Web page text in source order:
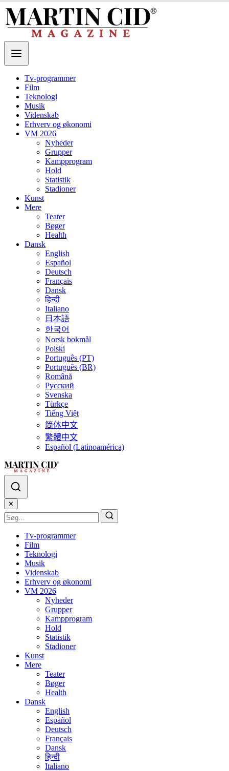
Tv-programmer
Film
Teknologi
Musik
Videnskab
Erhverv og økonomi
VM 2026
Nyheder
Grupper
Kampprogram
Hold
Statistik
Stadioner
Kunst
Mere
Teater
Bøger
Health
Dansk
English
Español
Deutsch
Français
Dansk
हिन्दी
Italiano
日本語
한국어
Norsk bokmål
Polski
Português (PT)
Português (BR)
Română
Русский
Svenska
Türkçe
Tiếng Việt
简体中文
繁體中文
Español (Latinoamérica)
✕
Tv-programmer
Film
Teknologi
Musik
Videnskab
Erhverv og økonomi
VM 2026
Nyheder
Grupper
Kampprogram
Hold
Statistik
Stadioner
Kunst
Mere
Teater
Bøger
Health
Dansk
English
Español
Deutsch
Français
Dansk
हिन्दी
Italiano